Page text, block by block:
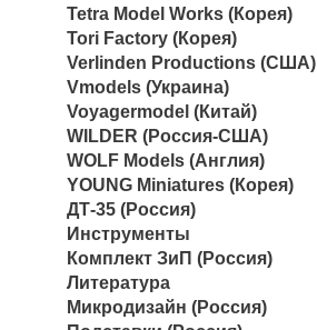
Tetra Model Works (Корея)
Tori Factory (Корея)
Verlinden Productions (США)
Vmodels (Украина)
Voyagermodel (Китай)
WILDER (Россия-США)
WOLF Models (Англия)
YOUNG Miniatures (Корея)
ДТ-35 (Россия)
Инструменты
Комплект ЗиП (Россия)
Литература
Микродизайн (Россия)